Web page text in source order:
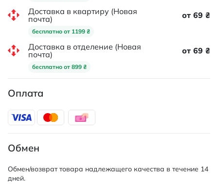
Доставка в квартиру (Новая
почта)
бесплатно от 1199 ₴
от 69 ₴
Доставка в отделение (Новая
почта)
бесплатно от 899 ₴
от 69 ₴
Оплата
Обмен
Обмен/возврат товара надлежащего качества в течение 14
дней.